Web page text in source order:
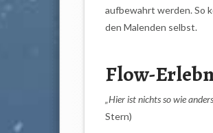
aufbewahrt werden. So
den Malenden selbst.
Flow-
„Hier ist nichts so wie
Stern)